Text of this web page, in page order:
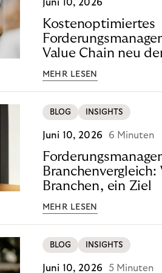
Juni 10, 2026
Kostenoptimiertes
Value Chain neu
MEHR LESEN
BLOG INSIGHTS
Juni 10, 2026 6 Minuten
Branchenvergleich:
Branchen, ein Ziel
MEHR LESEN
BLOG INSIGHTS
Juni 10, 2026 5 Minuten